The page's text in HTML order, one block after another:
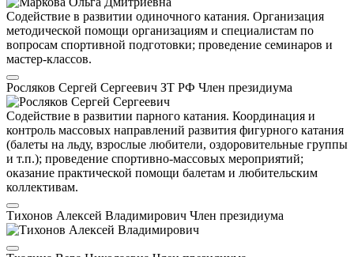
Содействие в развитии одиночного катания. Организация
методической помощи организациям и специалистам по
вопросам спортивной подготовки; проведение семинаров и
мастер-классов.
Росляков Сергей Сергеевич ЗТ РФ Член президиума
Содействие в развитии парного катания. Координация и
контроль массовых направлений развития фигурного катания
(балеты на льду, взрослые любители, оздоровительные группы
и т.п.); проведение спортивно-массовых мероприятий;
оказание практической помощи балетам и любительским
коллективам.
Тихонов Алексей Владимирович Член президиума